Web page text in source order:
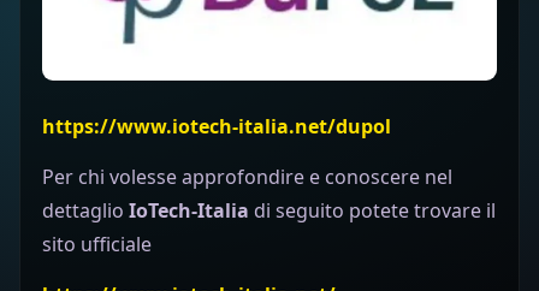
https://www.iotech-italia.net/dupol
Per chi volesse approfondire e conoscere nel
dettaglio IoTech-Italia di seguito potete trovare il
sito ufficiale